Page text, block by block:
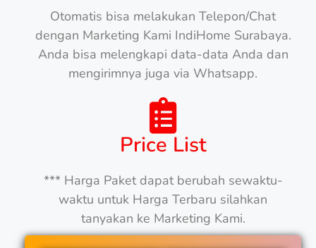
Otomatis bisa melakukan Telepon/Chat
dengan Marketing Kami IndiHome Surabaya.
Anda bisa melengkapi data-data Anda dan
mengirimnya juga via Whatsapp.
Price List
*** Harga Paket dapat berubah sewaktu-
waktu untuk Harga Terbaru silahkan
tanyakan ke Marketing Kami.